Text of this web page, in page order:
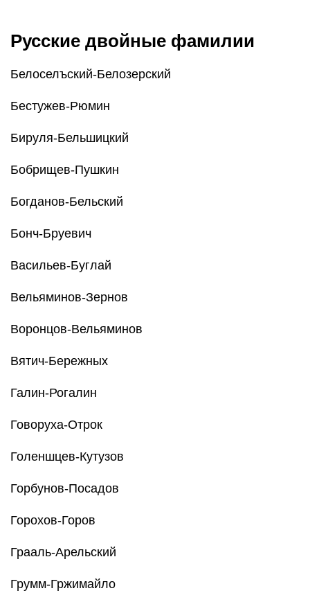
Русские двойные фамилии
Белоселъский-Белозерский
Бестужев-Рюмин
Бируля-Бельшицкий
Бобрищев-Пушкин
Богданов-Бельский
Бонч-Бруевич
Васильев-Буглай
Вельяминов-Зернов
Воронцов-Вельяминов
Вятич-Бережных
Галин-Рогалин
Говоруха-Отрок
Голеншцев-Кутузов
Горбунов-Посадов
Горохов-Горов
Грааль-Арельский
Грумм-Гржимайло